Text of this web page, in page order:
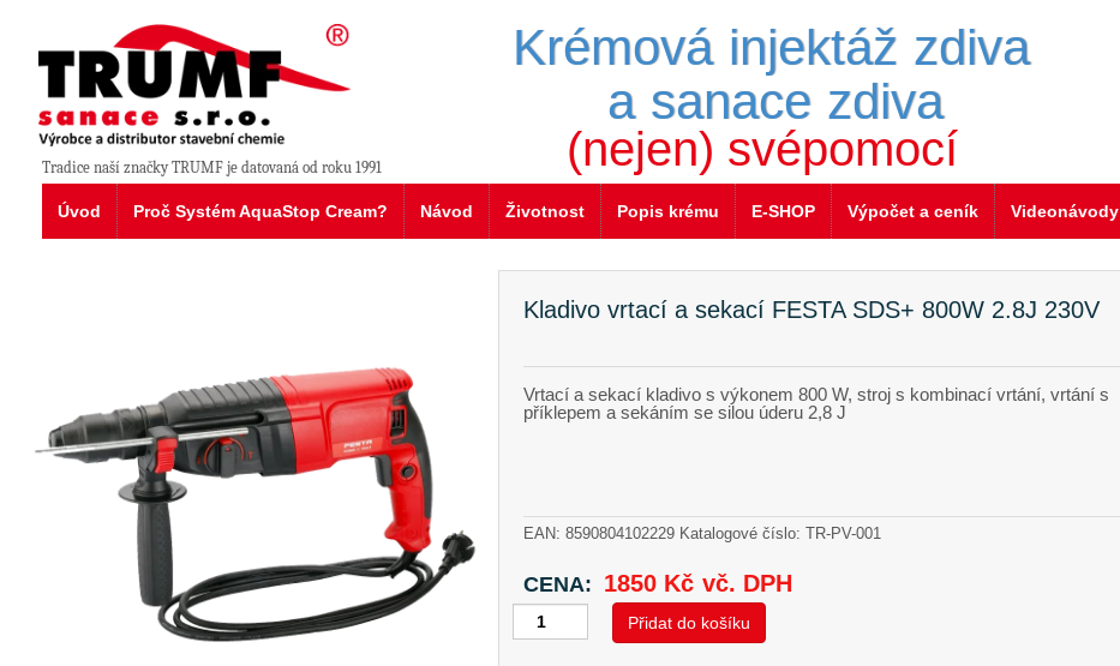
Úvod Proč Systém AquaStop Cream? Návod Životnost Popis krému E-SHOP Výpočet a ceník Videonávody
Krémová injektáž zdiva
(nejen) svépomocí
a sanace zdiva
Tradice naší značky TRUMF je datovaná od roku 1991
Kladivo vrtací a sekací FESTA SDS+ 800W 2.8J 230V
Vrtací a sekací kladivo s výkonem 800 W, stroj s kombinací vrtání, vrtání s
příklepem a sekáním se silou úderu 2,8 J
EAN: 8590804102229 Katalogové číslo: TR-PV-001
CENA: 1850 Kč vč. DPH
Přidat do košíku